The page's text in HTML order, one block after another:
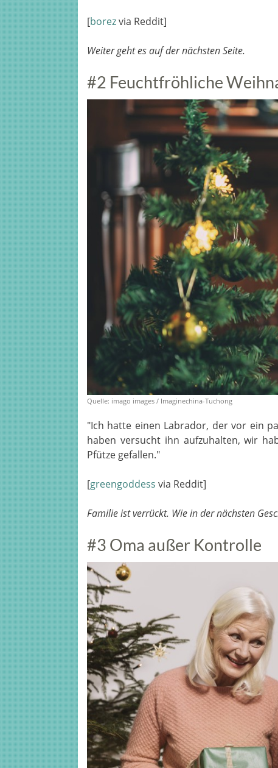
[borezvia Reddit]
Weiter geht es auf der nächsten Seite.
#2 Feuchtfröhliche
Quelle: imago images / Imaginechina-Tuchong
"Ich hatte einen Labrador, der vor ein
haben versucht ihn aufzuhalten, wir
Pfütze gefallen."
[greengoddess via Reddit]
Familie ist verrückt. Wie in der nächsten
#3 Oma außer Kontrolle